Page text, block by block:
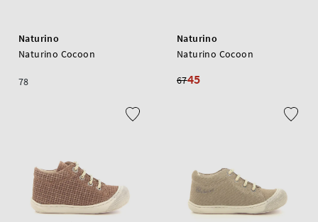
Naturino
Naturino Cocoon
78
Naturino
Naturino Cocoon
6745